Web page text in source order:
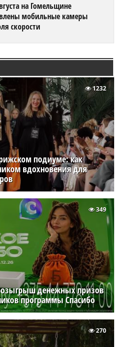
на Гомельщине
мобильные камеры
скорости
подиуме: как
вдохновения для
1232
денежных призов
программы Спасибо
349
270